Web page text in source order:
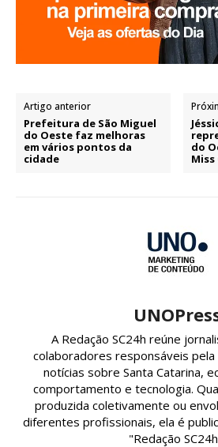
Artigo anterior
Prefeitura de São Miguel
do Oeste faz melhoras
em vários pontos da
cidade
do
Miss
A Redação SC24h reúne
colaboradores responsáveis
notícias sobre Santa Catarina,
comportamento e tecnologia.
produzida coletivamente ou
diferentes profissionais, ela é
"Redação